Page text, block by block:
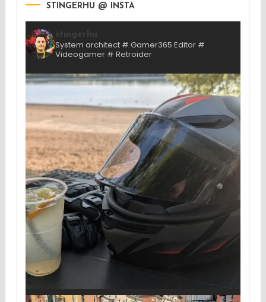
STINGERHU @ INSTA
System architect # Gamer365 Editor #
Videogamer # Retroider